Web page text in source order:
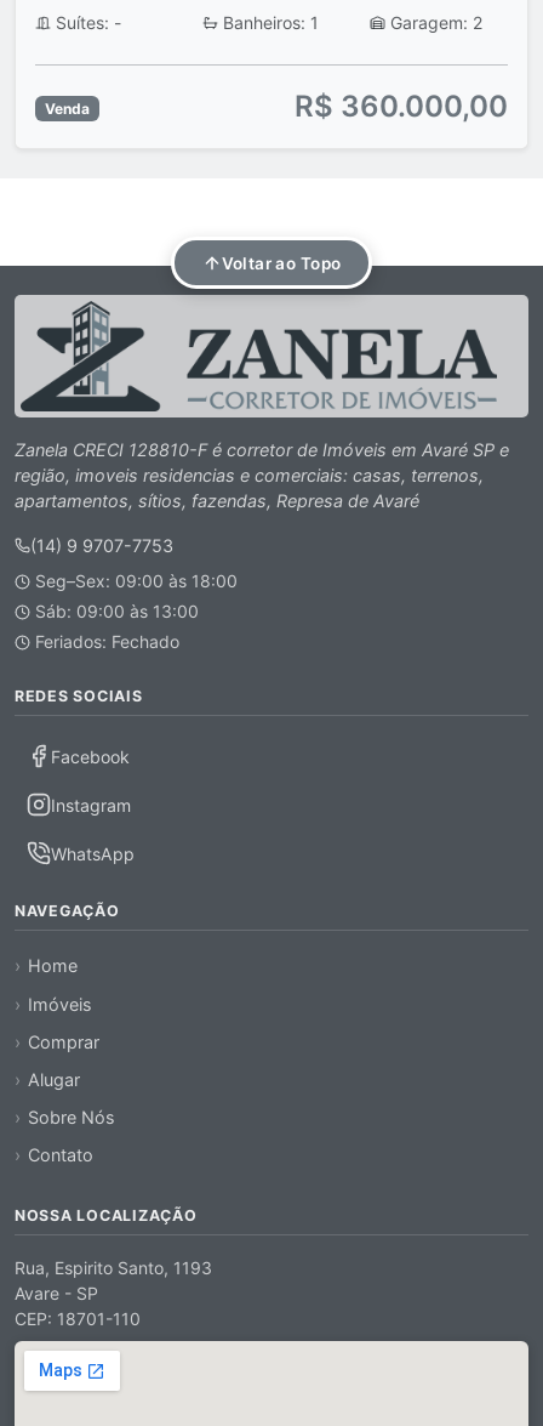
Suítes: -
Banheiros: 1 Garagem: 2
Venda R$ 360.000,00
Voltar ao Topo
Zanela CRECI 128810-F é corretor de Imóveis em Avaré SP e
região, imoveis residencias e comerciais: casas, terrenos,
apartamentos, sítios, fazendas, Represa de Avaré
(14) 9 9707-7753
Seg–Sex: 09:00 às 18:00
Sáb: 09:00 às 13:00
Feriados: Fechado
REDES SOCIAIS
Facebook
Instagram
WhatsApp
NAVEGAÇÃO
Home
Imóveis
Comprar
Alugar
Sobre Nós
Contato
NOSSA LOCALIZAÇÃO
Rua, Espirito Santo, 1193
Avare - SP
CEP: 18701-110